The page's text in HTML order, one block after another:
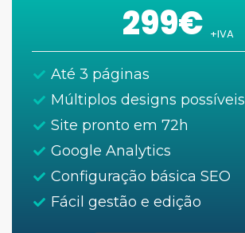
299€ +IVA
Até 3 páginas
Múltiplos designs possíveis
Site pronto em 72h
Google Analytics
Configuração básica SEO
Fácil gestão e edição